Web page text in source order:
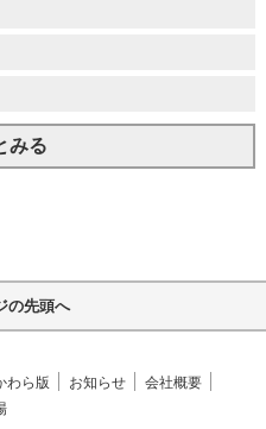
みる
の先頭へ
わら版 お知らせ
会社概要